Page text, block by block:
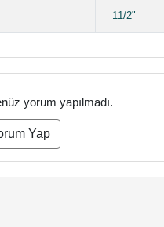
11/2"
yorum yapılmadı.
Yap